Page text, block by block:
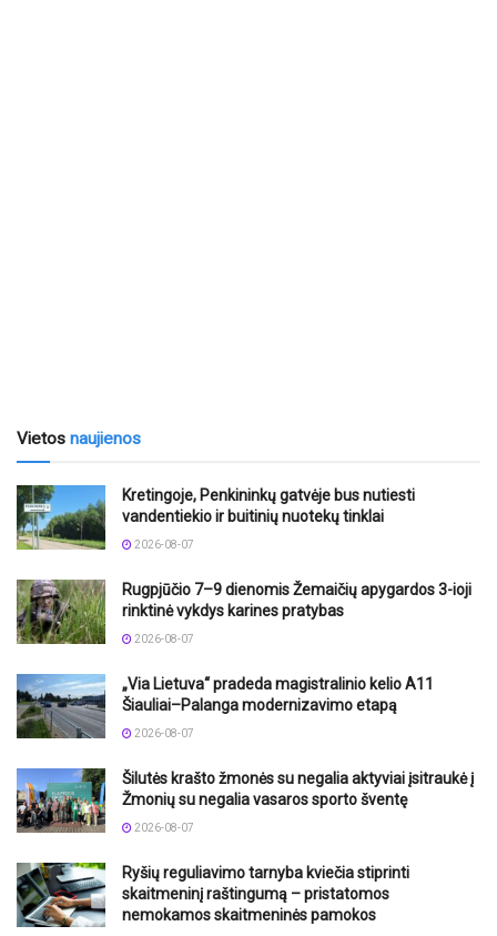
Vietos naujienos
Kretingoje, Penkininkų gatvėje bus nutiesti
vandentiekio ir buitinių nuotekų tinklai
2026-08-07
Rugpjūčio 7–9 dienomis Žemaičių apygardos 3-ioji
rinktinė vykdys karines pratybas
2026-08-07
„Via Lietuva“ pradeda magistralinio kelio A11
Šiauliai–Palanga modernizavimo etapą
2026-08-07
Šilutės krašto žmonės su negalia aktyviai įsitraukė į
Žmonių su negalia vasaros sporto šventę
2026-08-07
Ryšių reguliavimo tarnyba kviečia stiprinti
skaitmeninį raštingumą – pristatomos
nemokamos skaitmeninės pamokos